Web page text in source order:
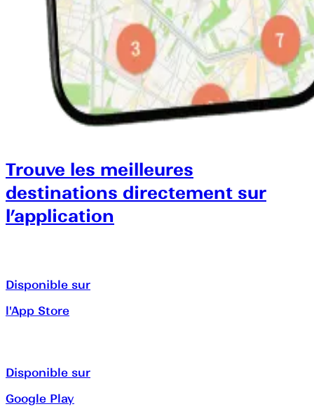
Trouve les meilleures
destinations directement sur
l’application
Disponible sur
l'App Store
Disponible sur
Google Play